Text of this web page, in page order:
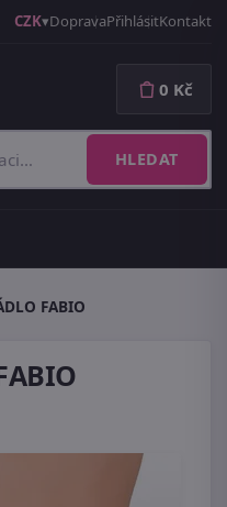
CZK DopravaPřihlásitKontakt
HLEDAT
0 Kč
FABIO